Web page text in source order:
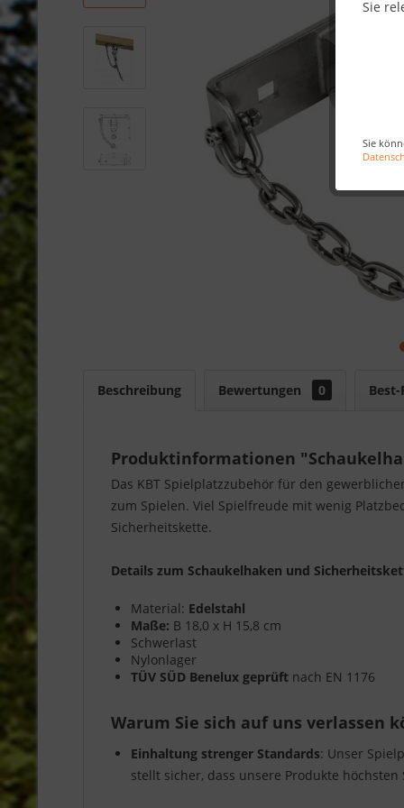
Sie
Sie
Beschreibung Bewertungen 0
Produktinformationen
Das KBT Spielplatzzubehör für den
zum Spielen. Viel Spielfreude mit wenig
Sicherheitskette.
Details zum Schaukelhaken und
Material: Edelstahl
Maße: B 18,0 x H 15,8 cm
Schwerlast
Nylonlager
TÜV SÜD Benelux geprüft nach EN 1176
Warum Sie sich auf uns verlassen
Einhaltung strenger Standards: Unser
stellt sicher, dass unsere Produkte